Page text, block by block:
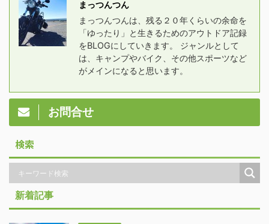
まっつんつん
まっつんつんは、残る２０年くらいの余命を
「ゆったり」と生きるためのアウトドア記録
をBLOGにしていきます。 ジャンルとして
は、キャンプやバイク、その他スポーツなど
がメインになると思います。
お問合せ
検索
新着記事